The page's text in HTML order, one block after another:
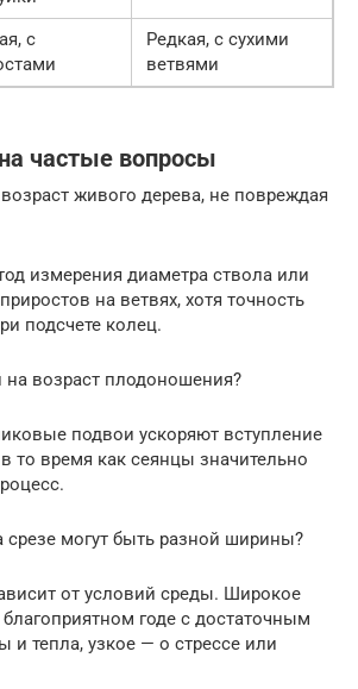
с
Редкая, с сухими
ветвями
частые вопросы
живого дерева, не повреждая
измерения диаметра ствола или
на ветвях, хотя точность
подсчете колец.
на возраст плодоношения?
подвои ускоряют вступление
то время как сеянцы значительно
срезе могут быть разной ширины?
от условий среды. Широкое
годе с достаточным
и тепла, узкое — о стрессе или